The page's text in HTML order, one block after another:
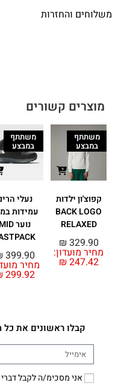
משלוחים והחזרות
מוצרים קשורים
משתתף
במבצע
קפוצ'ון ילדות
BACK LOGO
RELAXED
מחיר מועדון:
₪ 247.42
₪ 329.90
משתתף
במבצע
נעלי
עמידות
נוער MID
מחיר
299.92
399.90
קבלו ראשונים את כל
אני מסכימ/ה לקבל